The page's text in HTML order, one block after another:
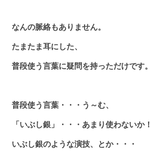
なんの脈絡もありません。
たまたま耳にした、
普段使う言葉に疑問を持っただけです。
普段使う言葉・・・う～む、
「いぶし銀」・・・あまり使わないか！
いぶし銀のような演技、とか・・・